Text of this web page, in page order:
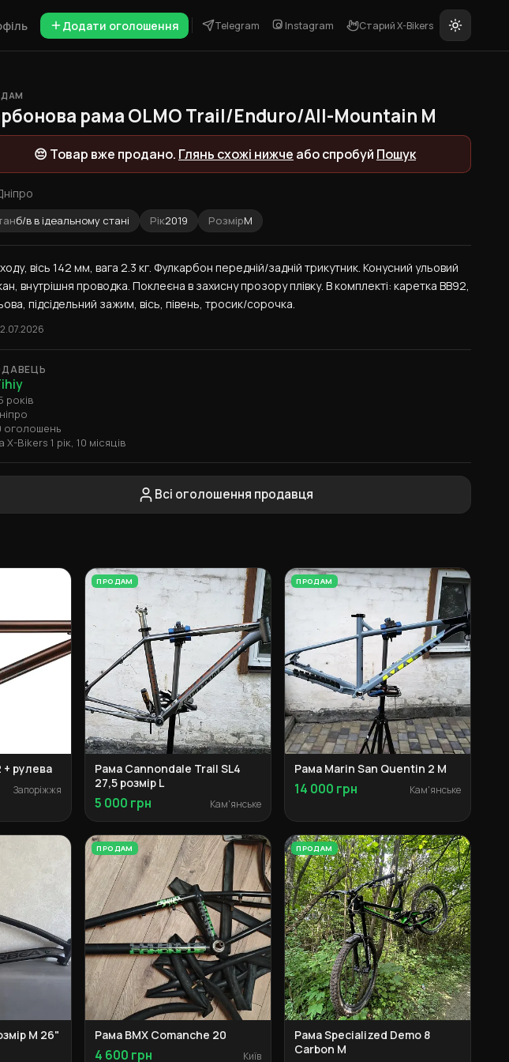
Додати оголошення Telegram Instagram Старий X-Bikers
рама OLMO Trail/Enduro/All-Mountain M
😔 Товар вже продано. Глянь схожі нижче або спробуй Пошук
б/в в ідеальному стані Рік2019 РозмірM
вісь 142 мм, вага 2.3 кг. Фулкарбон передній/задній трикутник. Конусний ульовий
внутрішня проводка. Поклеєна в захисну прозору плівку. В комплекті: каретка ВВ92,
підсідельний зажим, вісь, півень, тросик/сорочка.
років
оголошень
X-Bikers 1 рік, 10 місяців
Всі оголошення продавця
+ рулева
Запоріжжя
ПРОДАМ
Рама Cannondale Trail SL4
27,5 розмір L
5 000 грн Кам'янське
ПРОДАМ
Рама Marin San Quentin 2 M
14 000 грн Кам'янське
M 26"
ПРОДАМ
Рама BMX Comanche 20
4 600 грн Київ
ПРОДАМ
Рама Specialized Demo 8
Carbon М